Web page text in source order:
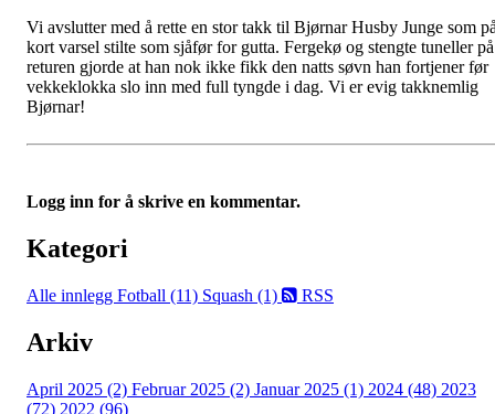
Vi avslutter med å rette en stor takk til Bjørnar Husby Junge som
kort varsel stilte som sjåfør for gutta. Fergekø og stengte tuneller på
returen gjorde at han nok ikke fikk den natts søvn han fortjener før
vekkeklokka slo inn med full tyngde i dag. Vi er evig takknemlig
Bjørnar!
Logg inn for å skrive en kommentar.
Kategori
Alle innlegg Fotball (11) Squash (1) RSS
Arkiv
April 2025 (2) Februar 2025 (2) Januar 2025 (1) 2024 (48) 2023
(72) 2022 (96)